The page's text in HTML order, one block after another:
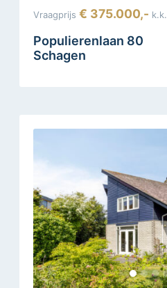
Vraagprijs € 375.000,- k.k.
Populierenlaan 80
Schagen